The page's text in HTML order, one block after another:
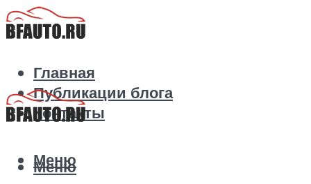
Главная
Публикации блога
Контакты
Меню
Меню